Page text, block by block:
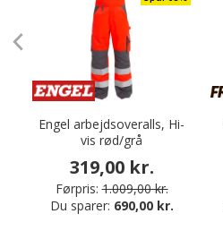
Engel arbejdsoveralls, Hi-
vis rød/grå
319,00 kr.
Førpris: 1.009,00 kr.
Du sparer: 690,00 kr.